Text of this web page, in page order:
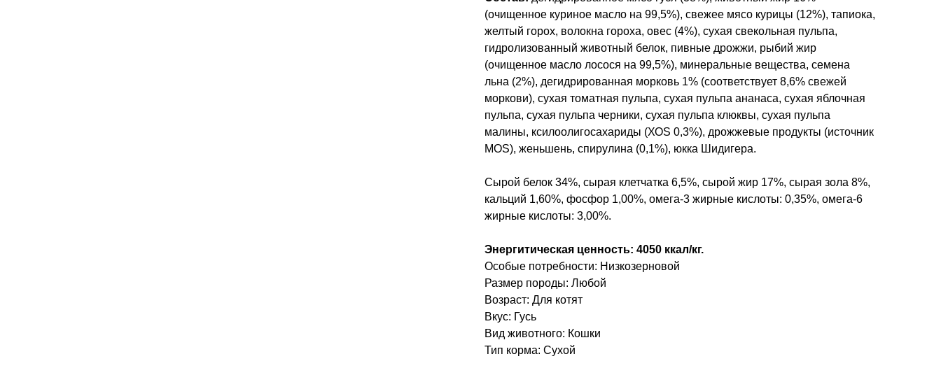
(очищенное куриное масло на 99,5%), свежее мясо курицы (12%), тапиока,
желтый горох, волокна гороха, овес (4%), сухая свекольная пульпа,
гидролизованный животный белок, пивные дрожжи, рыбий жир
(очищенное масло лосося на 99,5%), минеральные вещества, семена
льна (2%), дегидрированная морковь 1% (соответствует 8,6% свежей
моркови), сухая томатная пульпа, сухая пульпа ананаса, сухая яблочная
пульпа, сухая пульпа черники, сухая пульпа клюквы, сухая пульпа
малины, ксилоолигосахариды (ХОS 0,3%), дрожжевые продукты (источник
МОS), женьшень, спирулина (0,1%), юкка Шидигера.
Сырой белок 34%, сырая клетчатка 6,5%, сырой жир 17%, сырая зола 8%,
кальций 1,60%, фосфор 1,00%, омега-3 жирные кислоты: 0,35%, омега-6
жирные кислоты: 3,00%.
Энергитическая ценность: 4050 ккал/кг.
Особые потребности: Низкозерновой
Размер породы: Любой
Возраст: Для котят
Вкус: Гусь
Вид животного: Кошки
Тип корма: Сухой